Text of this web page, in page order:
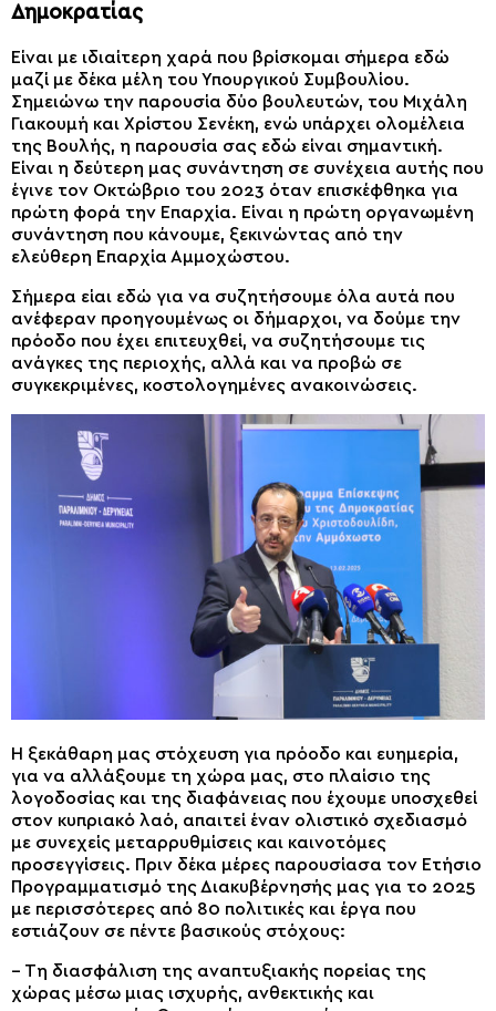
Δημοκρατίας
Είναι με ιδιαίτερη χαρά που βρίσκομαι σήμερα εδώ
μαζί με δέκα μέλη του Υπουργικού Συμβουλίου.
Σημειώνω την παρουσία δύο βουλευτών, του Μιχάλη
Γιακουμή και Χρίστου Σενέκη, ενώ υπάρχει ολομέλεια
της Βουλής, η παρουσία σας εδώ είναι σημαντική.
Είναι η δεύτερη μας συνάντηση σε συνέχεια αυτής που
έγινε τον Οκτώβριο του 2023 όταν επισκέφθηκα για
πρώτη φορά την Επαρχία. Είναι η πρώτη οργανωμένη
συνάντηση που κάνουμε, ξεκινώντας από την
ελεύθερη Επαρχία Αμμοχώστου.
Σήμερα είαι εδώ για να συζητήσουμε όλα αυτά που
ανέφεραν προηγουμένως οι δήμαρχοι, να δούμε την
πρόοδο που έχει επιτευχθεί, να συζητήσουμε τις
ανάγκες της περιοχής, αλλά και να προβώ σε
συγκεκριμένες, κοστολογημένες ανακοινώσεις.
Η ξεκάθαρη μας στόχευση για πρόοδο και ευημερία,
για να αλλάξουμε τη χώρα μας, στο πλαίσιο της
λογοδοσίας και της διαφάνειας που έχουμε υποσχεθεί
στον κυπριακό λαό, απαιτεί έναν ολιστικό σχεδιασμό
με συνεχείς μεταρρυθμίσεις και καινοτόμες
προσεγγίσεις. Πριν δέκα μέρες παρουσίασα τον Ετήσιο
Προγραμματισμό της Διακυβέρνησής μας για το 2025
με περισσότερες από 80 πολιτικές και έργα που
εστιάζουν σε πέντε βασικούς στόχους:
– Τη διασφάλιση της αναπτυξιακής πορείας της
χώρας μέσω μιας ισχυρής, ανθεκτικής και